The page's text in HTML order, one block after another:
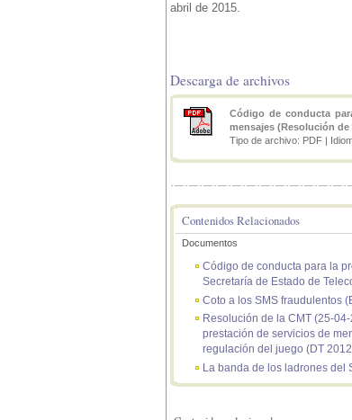
abril de 2015.
Descarga de archivos
Código de conducta
mensajes (Resolución de
Tipo de archivo: PDF |
Contenidos Relacionados
Documentos
Código de conducta para la
Secretaría de Estado de
Coto a los SMS fraudulentos
Resolución de la CMT (25-
prestación de servicios de
regulación del juego (DT
La banda de los ladrones del